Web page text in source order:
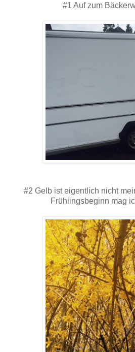
#1 Auf zum
#2 Gelb ist eigentlich nicht
Frühlingsbeginn mag